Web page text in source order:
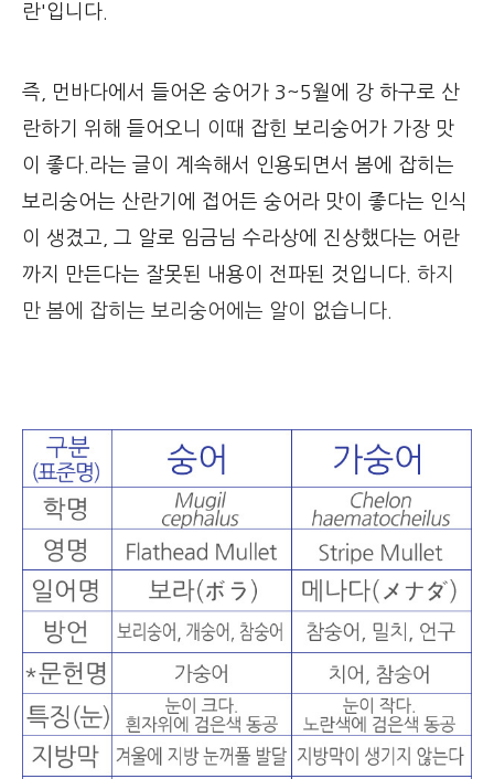
란'입니다.
즉, 먼바다에서 들어온 숭어가 3~5월에 강 하구로 산
란하기 위해 들어오니 이때 잡힌 보리숭어가 가장 맛
이 좋다.라는 글이 계속해서 인용되면서 봄에 잡히는
보리숭어는 산란기에 접어든 숭어라 맛이 좋다는 인식
이 생겼고, 그 알로 임금님 수라상에 진상했다는 어란
까지 만든다는 잘못된 내용이 전파된 것입니다. 하지
만 봄에 잡히는 보리숭어에는 알이 없습니다.